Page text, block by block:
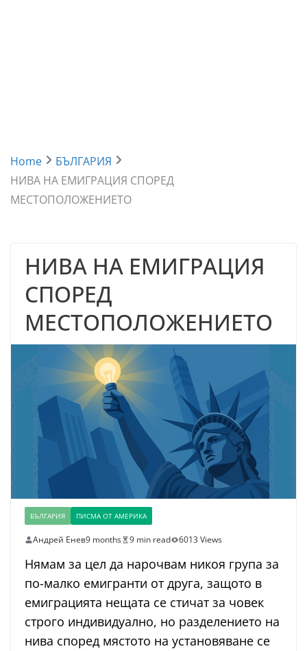
Home
БЪЛГАРИЯ
НИВА НА ЕМИГРАЦИЯ СПОРЕД
МЕСТОПОЛОЖЕНИЕТО
НИВА НА ЕМИГРАЦИЯ
СПОРЕД
МЕСТОПОЛОЖЕНИЕТО
БЪЛГАРИЯ ПИСМА ОТ АМЕРИКА
Андрей Енев9 months 9 min read 6013 Views
Нямам за цел да нарочвам никоя група за
по-малко емигранти от друга, защото в
емиграцията нещата се стичат за човек
строго индивидуално, но разделението на
нива според мястото на установяване се